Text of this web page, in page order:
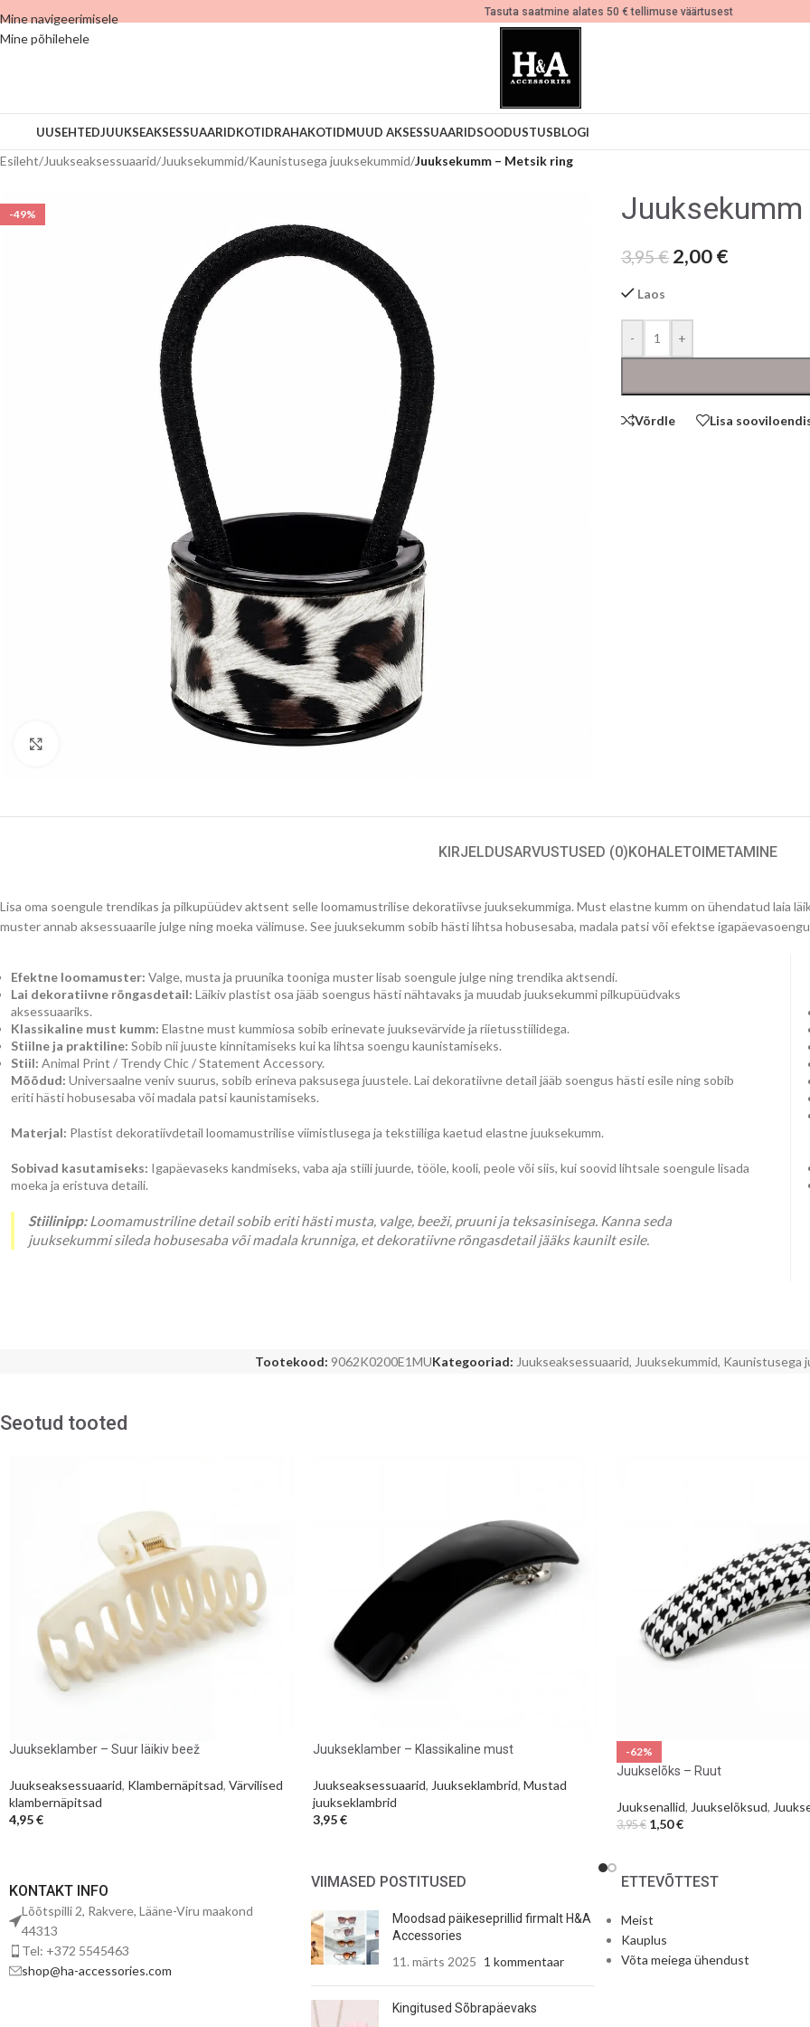
Mine navigeerimisele
Mine põhilehele
Tasuta saatmine alates 50 € tellimuse väärtusest
UUSEHTEDJUUKSEAKSESSUAARIDKOTIDRAHAKOTIDMUUD AKSESSUAARIDSOODUSTUSBLOGI
Esileht/Juukseaksessuaarid/Juuksekummid/Kaunistusega juuksekummid/Juuksekumm – Metsik ring
-49%
3,95€ 2,00€
Laos
- +
Võrdle Lisa
KIRJELDUSARVUSTUSED (0)KOHALETOIMETAMINE
Lisa oma soengule trendikas ja pilkupüüdev aktsent selle loomamustrilise dekoratiivse juuksekummiga. Must elastne kumm on ühendatud laia
muster annab aksessuaarile julge ning moeka välimuse. See juuksekumm sobib hästi lihtsa hobusesaba, madala patsi või efektse
Efektne loomamuster: Valge, musta ja pruunika tooniga muster lisab soengule julge ning trendika aktsendi.
Lai dekoratiivne rõngasdetail: Läikiv plastist osa jääb soengus hästi nähtavaks ja muudab juuksekummi pilkupüüdvaks
aksessuaariks.
Klassikaline must kumm: Elastne must kummiosa sobib erinevate juuksevärvide ja riietusstiilidega.
Stiilne ja praktiline: Sobib nii juuste kinnitamiseks kui ka lihtsa soengu kaunistamiseks.
Stiil: Animal Print / Trendy Chic / Statement Accessory.
Mõõdud: Universaalne veniv suurus, sobib erineva paksusega juustele. Lai dekoratiivne detail jääb soengus hästi esile ning sobib
eriti hästi hobusesaba või madala patsi kaunistamiseks.
Materjal: Plastist dekoratiivdetail loomamustrilise viimistlusega ja tekstiiliga kaetud elastne juuksekumm.
Sobivad kasutamiseks: Igapäevaseks kandmiseks, vaba aja stiili juurde, tööle, kooli, peole või siis, kui soovid lihtsale soengule lisada
moeka ja eristuva detaili.
Stiilinipp:Loomamustriline detail sobib eriti hästi musta, valge, beeži, pruuni ja teksasinisega. Kanna seda
juuksekummi sileda hobusesaba või madala krunniga, et dekoratiivne rõngasdetail jääks kaunilt esile.
Tootekood: 9062K0200E1MUKategooriad: Juukseaksessuaarid, Juuksekummid, Kaunistusega
Seotud tooted
Juukseklamber – Suur läikiv beež
Juukseaksessuaarid, Klambernäpitsad, Värvilised
klambernäpitsad
4,95€
Juukseklamber – Klassikaline must
Juukseaksessuaarid, Juukseklambrid, Mustad
juukseklambrid
3,95€
-62%
Juukselõks – Ruut
Juuksenallid, Juukselõksud,
3,95€ 1,50€
KONTAKT INFO
Lõõtspilli 2, Rakvere, Lääne-Viru maakond
44313
Tel: +372 5545463
shop@ha-accessories.com
VIIMASED POSTITUSED
Moodsad päikeseprillid firmalt H&A
Accessories
11. märts 2025 1 kommentaar
Kingitused Sõbrapäevaks
ETTEVÕTTEST
Meist
Kauplus
Võta meiega ühendust